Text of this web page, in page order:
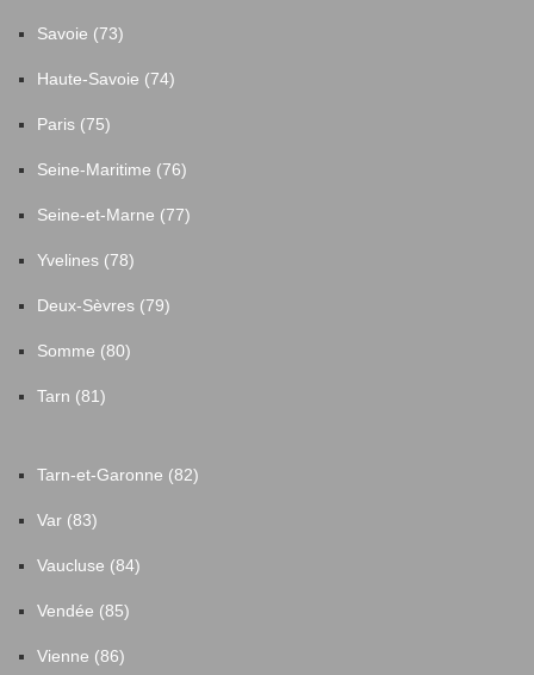
Savoie (73)
Haute-Savoie (74)
Paris (75)
Seine-Maritime (76)
Seine-et-Marne (77)
Yvelines (78)
Deux-Sèvres (79)
Somme (80)
Tarn (81)
Tarn-et-Garonne (82)
Var (83)
Vaucluse (84)
Vendée (85)
Vienne (86)